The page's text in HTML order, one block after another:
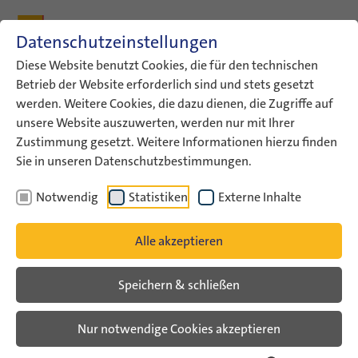
Datenschutzeinstellungen
Diese Website benutzt Cookies, die für den technischen
Betrieb der Website erforderlich sind und stets gesetzt
werden. Weitere Cookies, die dazu dienen, die Zugriffe auf
unsere Website auszuwerten, werden nur mit Ihrer
Zustimmung gesetzt. Weitere Informationen hierzu finden
Sie in unseren Datenschutzbestimmungen.
Notwendig Statistiken Externe Inhalte
Alle akzeptieren
Speichern & schließen
Nur notwendige Cookies akzeptieren
ConAct Über uns Archiv
Veranstaltungsarchiv
ConAct-Workshops auf…
Veranstaltungsarchiv
ConAct-Workshops auf
KonfiCamps in Wittenberg
Veranstaltungsarchiv
Jugendliche setzen sich mit jüdischem